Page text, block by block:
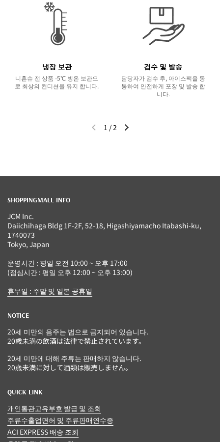
냉장 보관
니혼슈 전 상품 -5℃ 빙온 보관으
로 최상의 컨디션을 유지 합니다.
검수 및 발송
담당자가 검수 후, 아이스팩을 동
봉하여 안전하게 포장 및 발송 합
니다.
이전 슬라이드다음 슬라이드
1 /2
SHOPPINGMALL INFO
JCM Inc.
Daiichihaga Bldg 1F-2F, 52-18, Higashiyamacho Itabashi-ku,
1740073
Tokyo, Japan
운영시간 : 평일 오전 10:00 ~ 오후 17:00
(점심시간 : 평일 오후 12:00 ~ 오후 13:00)
휴무일 : 주말 및 일본 공휴일
NOTICE
20세 미만의 음주는 법으로 금지되어 있습니다.
20歳未満の飲酒は法律で禁止されています。
20세 미만에 대해 주류는 판매하지 않습니다.
20歳未満に対して酒類は販売しません。
QUICK LINK
개인통관고유부호 발급 및 조회
주류수출업면허 및 주류판매연수증
ACI EXPRESS 배송 조회